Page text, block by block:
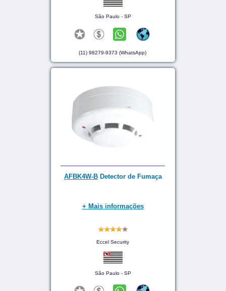
São Paulo - SP
(11) 98279-9373 (WhatsApp)
AFBK4W-BDetector de Fumaça
+ Mais informações
Eccel Security
São Paulo - SP